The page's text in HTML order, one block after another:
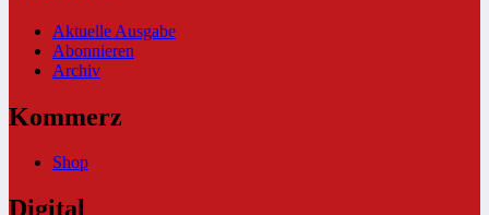
Aktuelle Ausgabe
Abonnieren
Archiv
Kommerz
Shop
Digital